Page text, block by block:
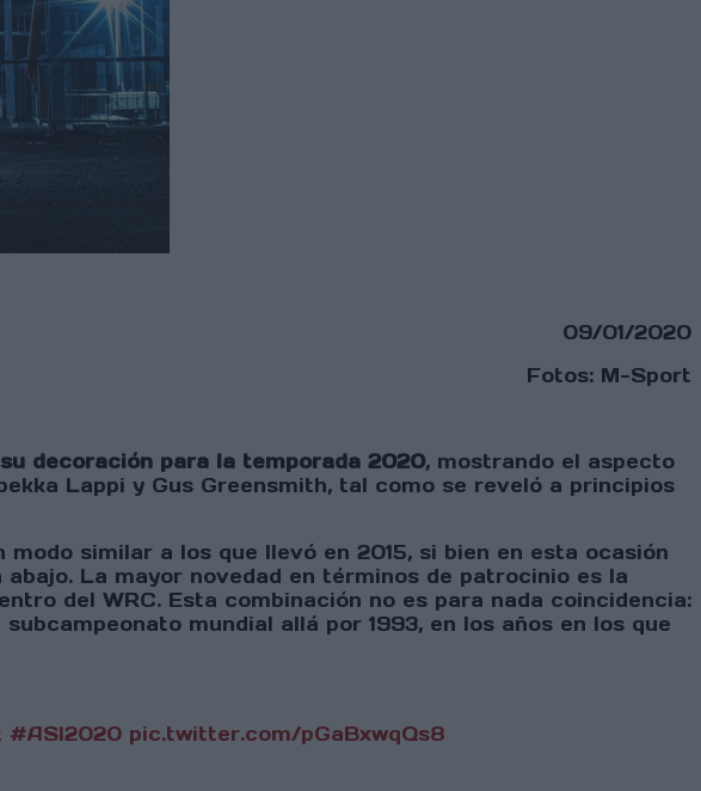
09/01/2020
Fotos: M-Sport
decoración para la temporada 2020, mostrando el aspecto
Lappi y Gus Greensmith, tal como se reveló a principios
similar a los que llevó en 2015, si bien en esta ocasión
La mayor novedad en términos de patrocinio es la
del WRC. Esta combinación no es para nada coincidencia:
subcampeonato mundial allá por 1993, en los años en los que
#ASI2020 pic.twitter.com/pGaBxwqQs8